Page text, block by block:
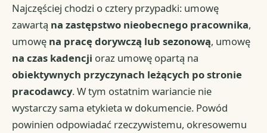
Najczęściej chodzi o cztery przypadki: umowę
zawartą na zastępstwo nieobecnego pracownika,
umowę na pracę dorywczą lub sezonową, umowę
na czas kadencji oraz umowę opartą na
obiektywnych przyczynach leżących po stronie
pracodawcy. W tym ostatnim wariancie nie
wystarczy sama etykieta w dokumencie. Powód
powinien odpowiadać rzeczywistemu, okresowemu